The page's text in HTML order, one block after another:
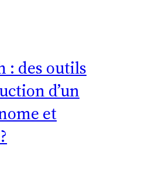
: des outils
d’un
et